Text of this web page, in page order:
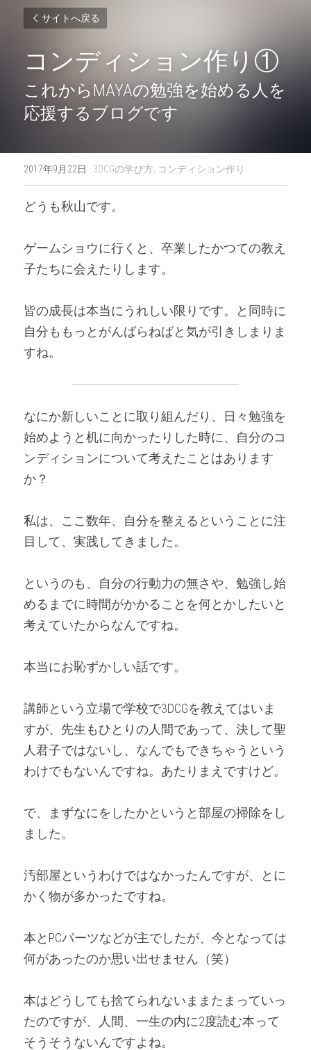
サイトへ戻る
コンディション作り①
これからMAYAの勉強を始める人を
応援するブログです
2017年9月22日 · 3DCGの学び方, コンディション作り
どうも秋山です。
ゲームショウに行くと、卒業したかつての教え
子たちに会えたりします。
皆の成長は本当にうれしい限りです。と同時に
自分ももっとがんばらねばと気が引きしまりま
すね。
なにか新しいことに取り組んだり、日々勉強を
始めようと机に向かったりした時に、自分のコ
ンディションについて考えたことはあります
か？
私は、ここ数年、自分を整えるということに注
目して、実践してきました。
というのも、自分の行動力の無さや、勉強し始
めるまでに時間がかかることを何とかしたいと
考えていたからなんですね。
本当にお恥ずかしい話です。
講師という立場で学校で3DCGを教えてはいま
すが、先生もひとりの人間であって、決して聖
人君子ではないし、なんでもできちゃうという
わけでもないんですね。あたりまえですけど。
で、まずなにをしたかというと部屋の掃除をし
ました。
汚部屋というわけではなかったんですが、とに
かく物が多かったですね。
本とPCパーツなどが主でしたが、今となっては
何があったのか思い出せません（笑）
本はどうしても捨てられないままたまっていっ
たのですが、人間、一生の内に2度読む本って
そうそうないんですよね。